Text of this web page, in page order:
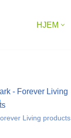
HJEM
Living products